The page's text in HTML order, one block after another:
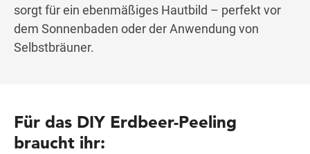
sorgt für ein ebenmäßiges Hautbild – perfekt vor
dem Sonnenbaden oder der Anwendung von
Selbstbräuner.
Für das DIY Erdbeer-Peeling
braucht ihr: